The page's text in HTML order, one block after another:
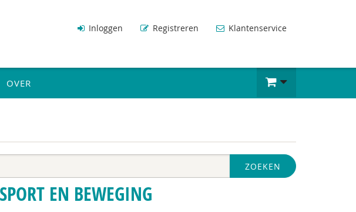
Inloggen Registreren Klantenservice
OVER
ZOEKEN
SPORT EN BEWEGING